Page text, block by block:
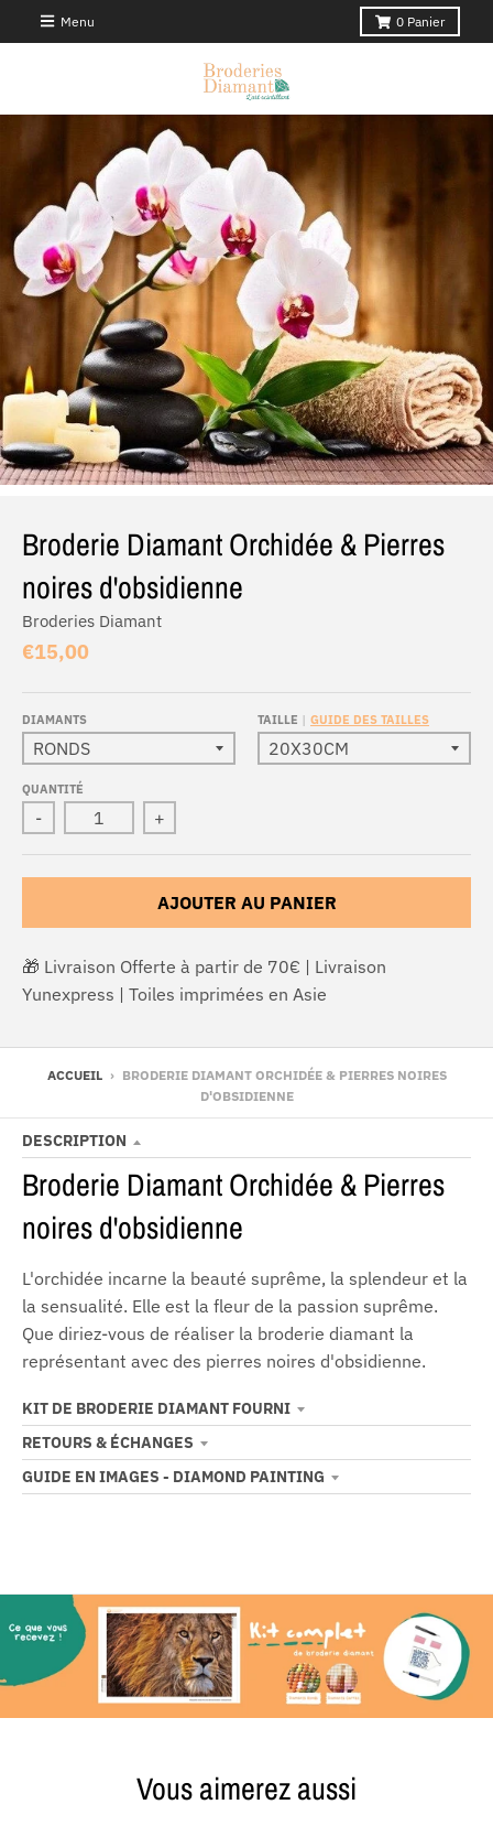
Menu 0 Panier
Broderie Diamant Orchidée & Pierres
noires d'obsidienne
Broderies Diamant
€15,00
DIAMANTS TAILLE GUIDE DES TAILLES
QUANTITÉ
- +
AJOUTER AU PANIER
🎁 Livraison Offerte à partir de 70€ | Livraison
Yunexpress | Toiles imprimées en Asie
ACCUEIL › BRODERIE DIAMANT ORCHIDÉE & PIERRES NOIRES
D'OBSIDIENNE
DESCRIPTION
Broderie Diamant Orchidée & Pierres
noires d'obsidienne
L'orchidée incarne la beauté suprême, la splendeur et la
la sensualité. Elle est la fleur de la passion suprême.
Que diriez-vous de réaliser la broderie diamant la
représentant avec des pierres noires d'obsidienne.
KIT DE BRODERIE DIAMANT FOURNI
RETOURS & ÉCHANGES
GUIDE EN IMAGES - DIAMOND PAINTING
Vous aimerez aussi